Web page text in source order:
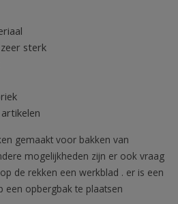
sterk
gemaakt voor bakken van
mogelijkheden zijn er ook vraag
de rekken een werkblad . er is een
opbergbak te plaatsen